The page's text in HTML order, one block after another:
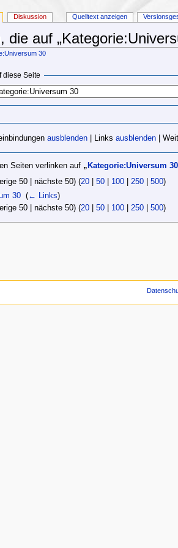
die auf
30
diese Seite
ausblenden | Linksausblenden |
Seiten verlinken auf „ Kategorie:Universum 30
50 | nächste 50) (20| 50| 100| 250| 500)
30‎ (← Links)
50 | nächste 50) (20| 50| 100| 250| 500)
Diskussion Quelltext anzeigen